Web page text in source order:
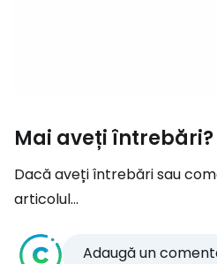
Mai aveți întrebări?
Dacă aveți întrebări sau
articolul...
Adaugă un